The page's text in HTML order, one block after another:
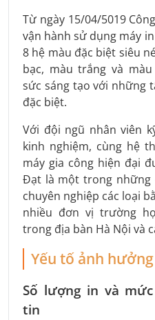
Từ ngày 15/04/5019
vận hành sử dụng máy
8 hệ màu đặc biệt siêu
bạc, màu trắng và
sức sáng tạo với những
đặc biệt.
Với đội ngũ nhân viên
kinh nghiệm, cùng hệ
máy gia công hiện đại
Đạt là một trong những
chuyên nghiệp các loại
nhiều đơn vị trường
trong địa bàn Hà Nội và
Yếu tố ảnh
Số lượng in và
tin